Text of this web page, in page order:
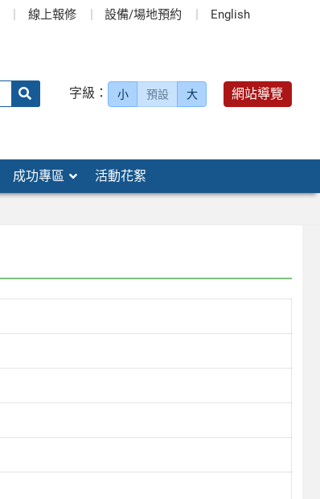
線上報修 設備/場地預約 English
字級： 小 預設 大 網站導覽
成功專區 活動花絮